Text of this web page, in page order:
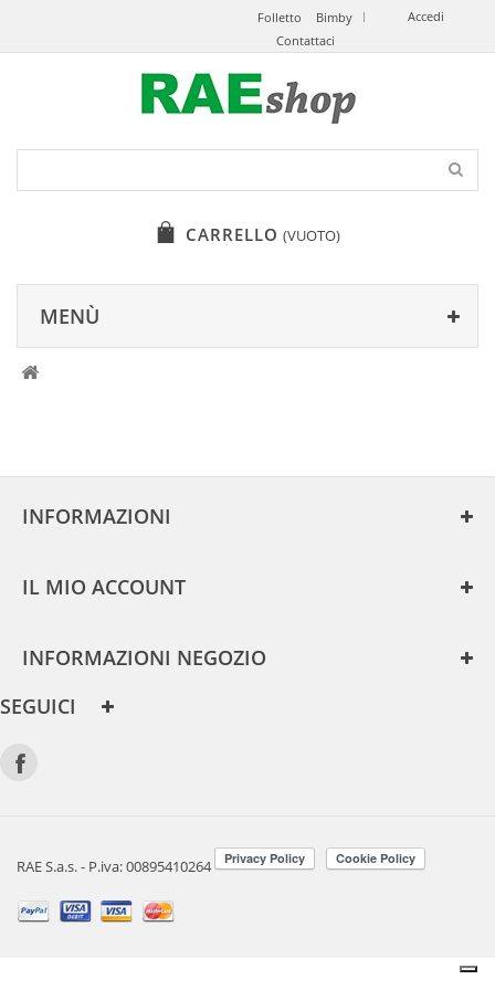
Accedi
Folletto
Bimby
Contattaci
CARRELLO (VUOTO)
MENÙ
INFORMAZIONI
IL MIO ACCOUNT
INFORMAZIONI NEGOZIO
SEGUICI
RAE S.a.s. - P.iva: 00895410264